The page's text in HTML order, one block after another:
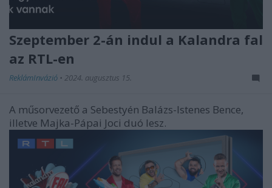
Szeptember 2-án indul a Kalandra fal
az RTL-en
ReklámInvázió • 2024. augusztus 15.
A műsorvezető a Sebestyén Balázs-Istenes Bence,
illetve Majka-Pápai Joci duó lesz.